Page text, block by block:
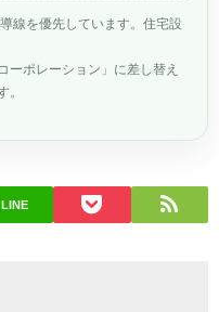
線を優先しています。住宅設
ーポレーション」に差し替え
。
LINE